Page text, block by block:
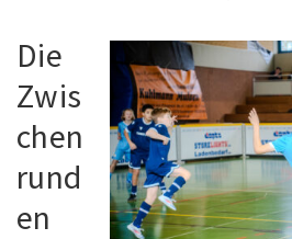
Die
Zwis
chen
rund
en